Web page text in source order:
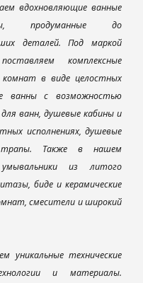
вдохновляющие ванные
продуманные до
деталей. Под маркой
комплексные
комнат в виде целостных
ванны с возможностью
ванн, душевые кабины и
исполнениях, душевые
Также в нашем
из литого
биде и керамические
смесители и широкий
уникальные технические
и материалы.